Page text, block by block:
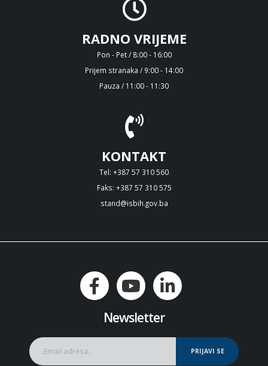
RADNO VRIJEME
Pon - Pet / 8:00 - 16:00
Prijem stranaka / 9:00 - 14:00
Pauza / 11:00 - 11:30
KONTAKT
Tel: +387 57 310 560
Faks: +387 57 310 575
stand@isbih.gov.ba
Newsletter
PRIJAVI SE